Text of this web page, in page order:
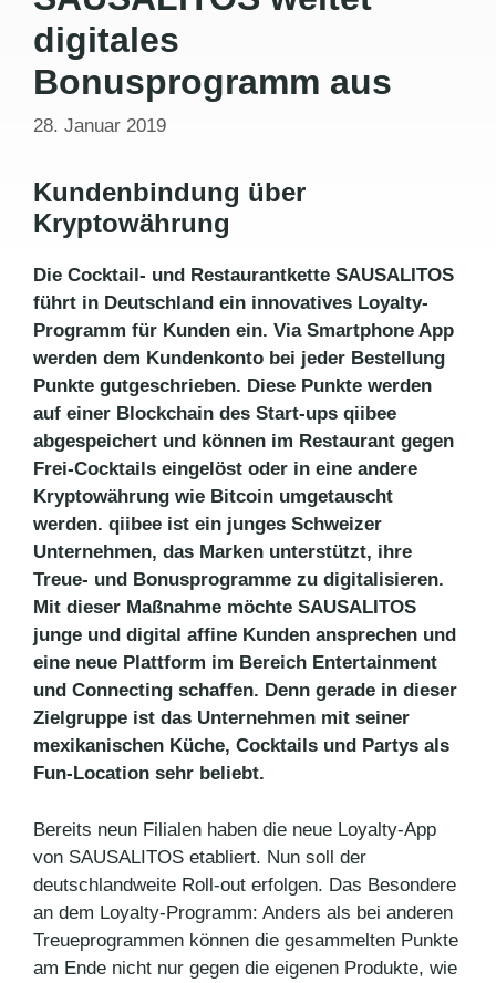
digitales
Bonusprogramm aus
28. Januar 2019
Kundenbindung über
Kryptowährung
Die Cocktail- und Restaurantkette SAUSALITOS
führt in Deutschland ein innovatives Loyalty-
Programm für Kunden ein. Via Smartphone App
werden dem Kundenkonto bei jeder Bestellung
Punkte gutgeschrieben. Diese Punkte werden
auf einer Blockchain des Start-ups qiibee
abgespeichert und können im Restaurant gegen
Frei-Cocktails eingelöst oder in eine andere
Kryptowährung wie Bitcoin umgetauscht
werden. qiibee ist ein junges Schweizer
Unternehmen, das Marken unterstützt, ihre
Treue- und Bonusprogramme zu digitalisieren.
Mit dieser Maßnahme möchte SAUSALITOS
junge und digital affine Kunden ansprechen und
eine neue Plattform im Bereich Entertainment
und Connecting schaffen. Denn gerade in dieser
Zielgruppe ist das Unternehmen mit seiner
mexikanischen Küche, Cocktails und Partys als
Fun-Location sehr beliebt.
Bereits neun Filialen haben die neue Loyalty-App
von SAUSALITOS etabliert. Nun soll der
deutschlandweite Roll-out erfolgen. Das Besondere
an dem Loyalty-Programm: Anders als bei anderen
Treueprogrammen können die gesammelten Punkte
am Ende nicht nur gegen die eigenen Produkte, wie